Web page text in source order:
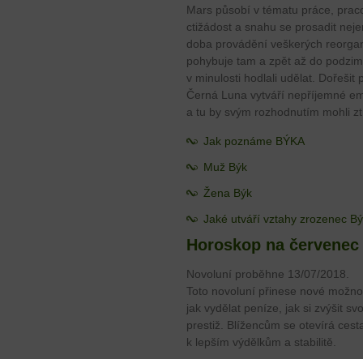
Mars působí v tématu práce,
ctižádost a snahu se prosadit
doba provádění veškerých
pohybuje tam a zpět až do
v minulosti hodlali udělat. Dořešit
Černá Luna vytváří nepříjemné
a tu by svým rozhodnutím mohli
Jak poznáme BÝKA
Muž Býk
Žena Býk
Jaké utváří vztahy zrozenec
Horoskop na
Novoluní proběhne 13/07/2018.
Toto novoluní přinese nové
jak vydělat peníze, jak si zvýšit
prestiž. Blížencům se otevírá
k lepším výdělkům a stabilitě.